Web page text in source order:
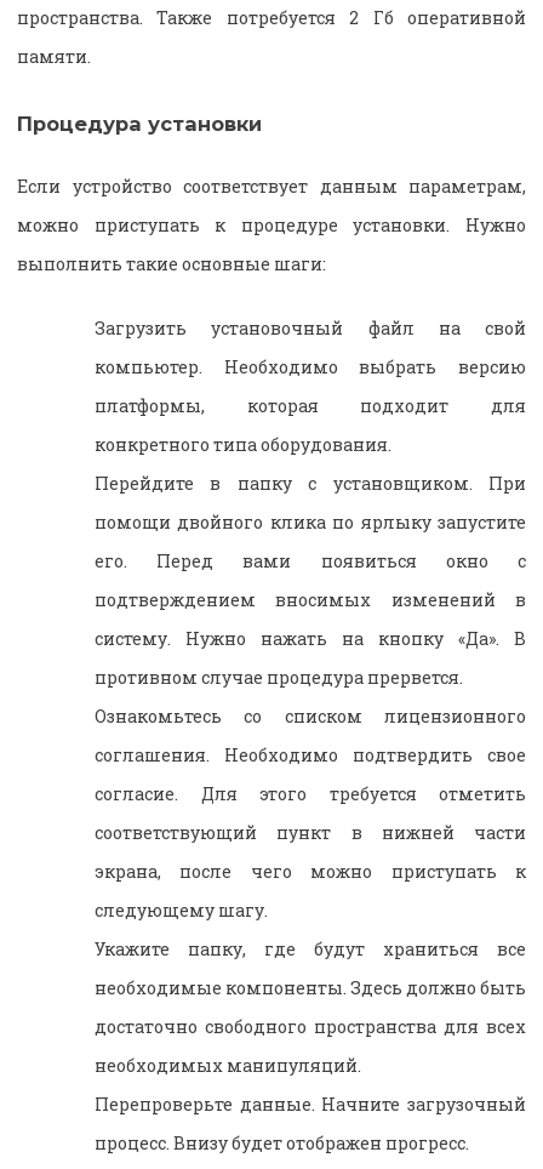
пространства. Также потребуется 2 Гб оперативной
памяти.
Процедура установки
Если устройство соответствует данным параметрам,
можно приступать к процедуре установки. Нужно
выполнить такие основные шаги:
Загрузить установочный файл на свой
компьютер. Необходимо выбрать версию
платформы, которая подходит для
конкретного типа оборудования.
Перейдите в папку с установщиком. При
помощи двойного клика по ярлыку запустите
его. Перед вами появиться окно с
подтверждением вносимых изменений в
систему. Нужно нажать на кнопку «Да». В
противном случае процедура прервется.
Ознакомьтесь со списком лицензионного
соглашения. Необходимо подтвердить свое
согласие. Для этого требуется отметить
соответствующий пункт в нижней части
экрана, после чего можно приступать к
следующему шагу.
Укажите папку, где будут храниться все
необходимые компоненты. Здесь должно быть
достаточно свободного пространства для всех
необходимых манипуляций.
Перепроверьте данные. Начните загрузочный
процесс. Внизу будет отображен прогресс.